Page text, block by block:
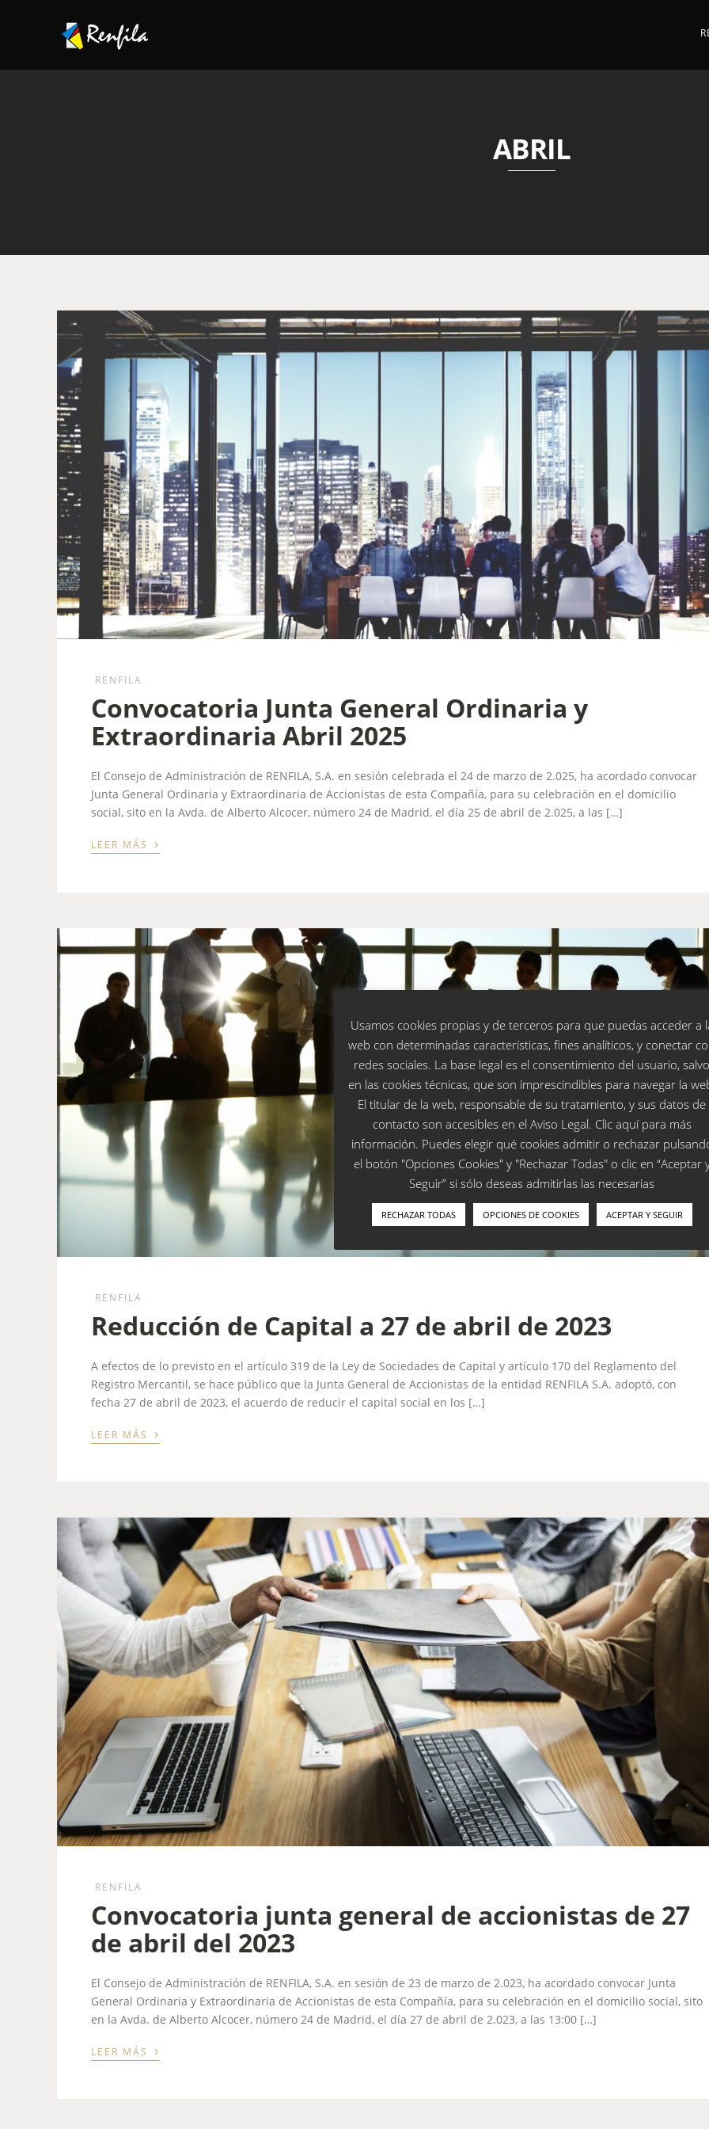
ABRIL
RENFILA
Convocatoria Junta General Ordinaria y
Extraordinaria Abril 2025
El Consejo de Administración de RENFILA, S.A. en sesión celebrada el 24 de marzo de 2.025, ha acordado convocar
Junta General Ordinaria y Extraordinaria de Accionistas de esta Compañía, para su celebración en el domicilio
social, sito en la Avda. de Alberto Alcocer, número 24 de Madrid, el día 25 de abril de 2.025, a las […]
LEER MÁS ›
RENFILA
Reducción de Capital a 27 de abril de 2023
A efectos de lo previsto en el artículo 319 de la Ley de Sociedades de Capital y artículo 170 del Reglamento del
Registro Mercantil, se hace público que la Junta General de Accionistas de la entidad RENFILA S.A. adoptó, con
fecha 27 de abril de 2023, el acuerdo de reducir el capital social en los […]
LEER MÁS ›
RENFILA
Convocatoria junta general de accionistas de 27
de abril del 2023
El Consejo de Administración de RENFILA, S.A. en sesión de 23 de marzo de 2.023, ha acordado convocar Junta
General Ordinaria y Extraordinaria de Accionistas de esta Compañía, para su celebración en el domicilio social, sito
en la Avda. de Alberto Alcocer, número 24 de Madrid, el día 27 de abril de 2.023, a las 13:00 […]
LEER MÁS ›
Usamos cookies propias y de terceros para que puedas acceder a
web con determinadas características, fines analíticos, y conectar
redes sociales. La base legal es el consentimiento del usuario, salvo
en las cookies técnicas, que son imprescindibles para navegar la
El titular de la web, responsable de su tratamiento, y sus datos de
contacto son accesibles en el Aviso Legal. Clic aquípara más
información. Puedes elegir qué cookies admitir o rechazar
el botón "Opciones Cookies" y "Rechazar Todas" o clic en “Aceptar
Seguir” si sólo deseas admitirlas las necesarias
RECHAZAR TODAS OPCIONES DE COOKIES ACEPTAR Y SEGUIR